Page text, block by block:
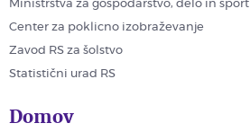
Ministrstva za gospodarstvo, delo in šport
Center za poklicno izobraževanje
Zavod RS za šolstvo
Statistični urad RS
Domov